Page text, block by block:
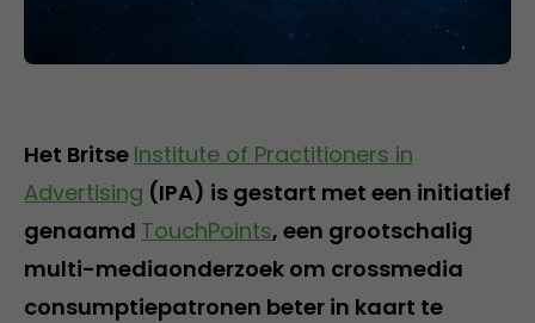
Het Britse Institute of Practitioners in
Advertising (IPA) is gestart met een initiatief
genaamd TouchPoints, een grootschalig
multi-mediaonderzoek om crossmedia
consumptiepatronen beter in kaart te